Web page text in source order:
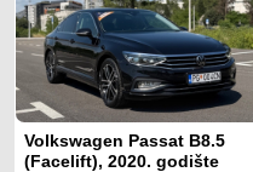
Volkswagen Passat B8.5
(Facelift), 2020. godište